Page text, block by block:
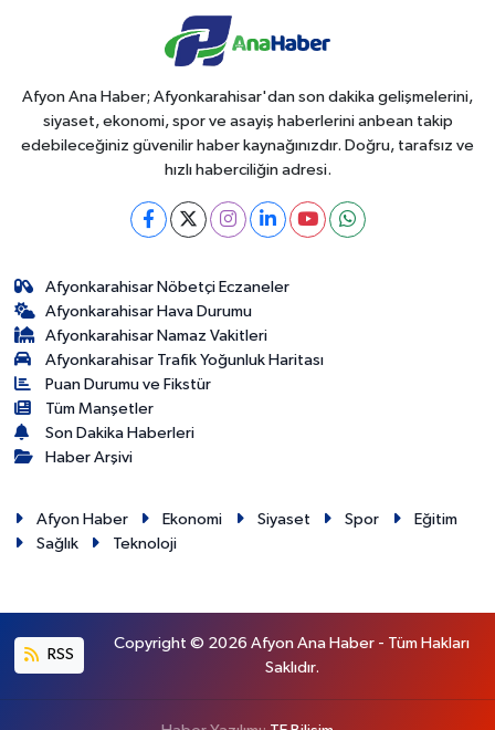
Afyon Ana Haber; Afyonkarahisar'dan son dakika gelişmelerini,
siyaset, ekonomi, spor ve asayiş haberlerini anbean takip
edebileceğiniz güvenilir haber kaynağınızdır. Doğru, tarafsız ve
hızlı haberciliğin adresi.
Afyonkarahisar Nöbetçi Eczaneler
Afyonkarahisar Hava Durumu
Afyonkarahisar Namaz Vakitleri
Afyonkarahisar Trafik Yoğunluk Haritası
Puan Durumu ve Fikstür
Tüm Manşetler
Son Dakika Haberleri
Haber Arşivi
Afyon Haber Ekonomi Siyaset Spor
Eğitim
Sağlık
Teknoloji
RSS
Copyright © 2026 Afyon Ana Haber - Tüm Hakları
Saklıdır.